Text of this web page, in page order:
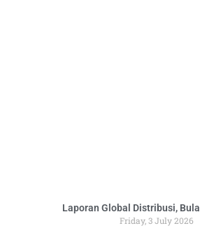
Laporan Global Distribusi,
Friday, 3 July 2026